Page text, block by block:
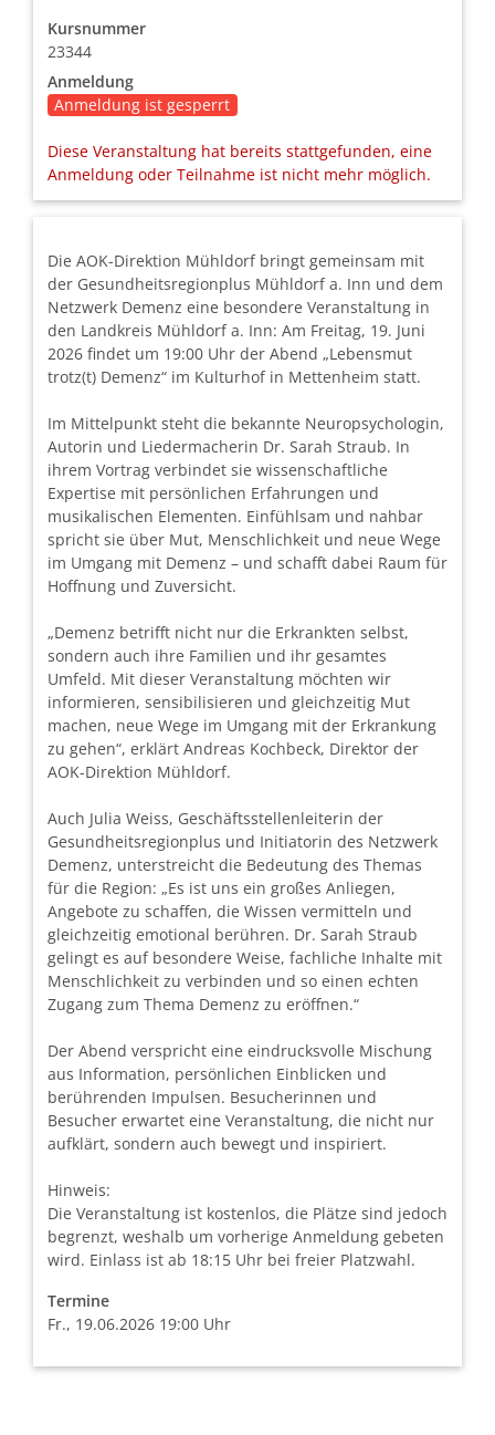
Kursnummer
23344
Anmeldung
Anmeldung ist gesperrt
Diese Veranstaltung hat bereits stattgefunden, eine
Anmeldung oder Teilnahme ist nicht mehr möglich.
Die AOK-Direktion Mühldorf bringt gemeinsam mit
der Gesundheitsregionplus Mühldorf a. Inn und dem
Netzwerk Demenz eine besondere Veranstaltung in
den Landkreis Mühldorf a. Inn: Am Freitag, 19. Juni
2026 findet um 19:00 Uhr der Abend „Lebensmut
trotz(t) Demenz“ im Kulturhof in Mettenheim statt.
Im Mittelpunkt steht die bekannte Neuropsychologin,
Autorin und Liedermacherin Dr. Sarah Straub. In
ihrem Vortrag verbindet sie wissenschaftliche
Expertise mit persönlichen Erfahrungen und
musikalischen Elementen. Einfühlsam und nahbar
spricht sie über Mut, Menschlichkeit und neue Wege
im Umgang mit Demenz – und schafft dabei Raum für
Hoffnung und Zuversicht.
„Demenz betrifft nicht nur die Erkrankten selbst,
sondern auch ihre Familien und ihr gesamtes
Umfeld. Mit dieser Veranstaltung möchten wir
informieren, sensibilisieren und gleichzeitig Mut
machen, neue Wege im Umgang mit der Erkrankung
zu gehen“, erklärt Andreas Kochbeck, Direktor der
AOK-Direktion Mühldorf.
Auch Julia Weiss, Geschäftsstellenleiterin der
Gesundheitsregionplus und Initiatorin des Netzwerk
Demenz, unterstreicht die Bedeutung des Themas
für die Region: „Es ist uns ein großes Anliegen,
Angebote zu schaffen, die Wissen vermitteln und
gleichzeitig emotional berühren. Dr. Sarah Straub
gelingt es auf besondere Weise, fachliche Inhalte mit
Menschlichkeit zu verbinden und so einen echten
Zugang zum Thema Demenz zu eröffnen.“
Der Abend verspricht eine eindrucksvolle Mischung
aus Information, persönlichen Einblicken und
berührenden Impulsen. Besucherinnen und
Besucher erwartet eine Veranstaltung, die nicht nur
aufklärt, sondern auch bewegt und inspiriert.
Hinweis:
Die Veranstaltung ist kostenlos, die Plätze sind jedoch
begrenzt, weshalb um vorherige Anmeldung gebeten
wird. Einlass ist ab 18:15 Uhr bei freier Platzwahl.
Termine
Fr., 19.06.2026 19:00 Uhr